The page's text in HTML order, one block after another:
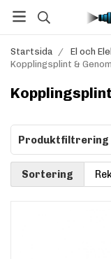
Startsida / El och
Kopplingsplint &
Produktfiltrering
Sortering